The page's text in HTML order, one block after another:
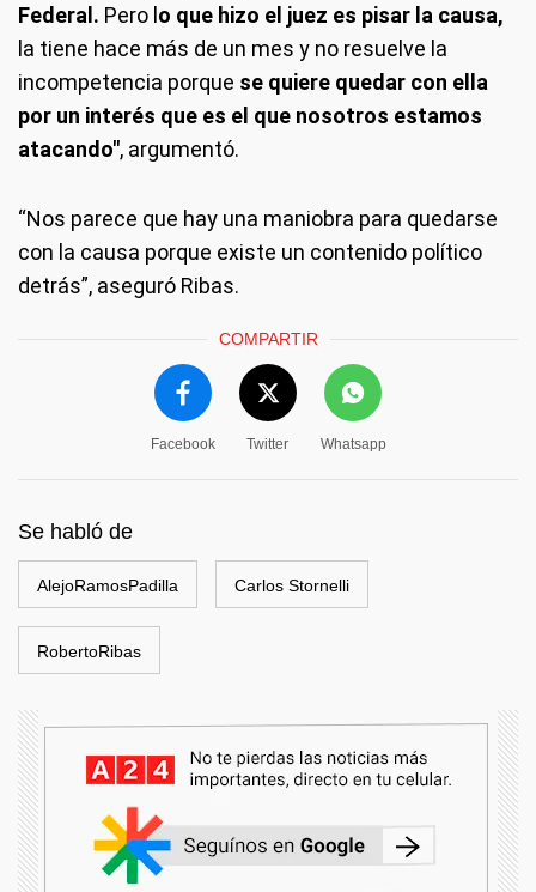
Federal. Pero l o que hizo el juez es pisar la causa,
la tiene hace más de un mes y no resuelve la
incompetencia porque se quiere quedar con ella
por un interés que es el que nosotros estamos
atacando", argumentó.
“Nos parece que hay una maniobra para quedarse
con la causa porque existe un contenido político
detrás”, aseguró Ribas.
COMPARTIR
Facebook Twitter Whatsapp
Se habló de
AlejoRamosPadilla Carlos Stornelli
RobertoRibas